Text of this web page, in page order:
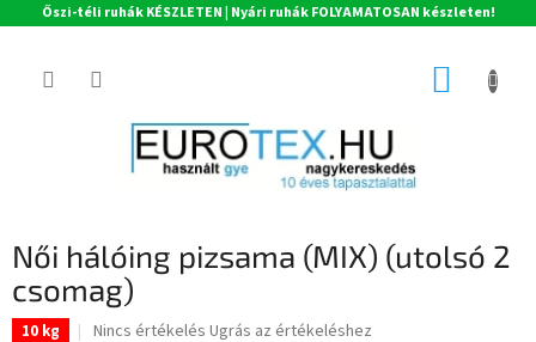
Őszi-téli ruhák KÉSZLETEN | Nyári ruhák FOLYAMATOSAN készleten!
KOSÁR
Női hálóing pizsama (MIX) (utolsó 2
csomag)
10 kg
A
Nincs értékelés Ugrás az értékeléshez